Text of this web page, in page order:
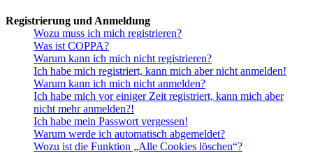
Registrierung und Anmeldung
Wozu muss ich mich registrieren?
Was ist COPPA?
Warum kann ich mich nicht registrieren?
Ich habe mich registriert, kann mich aber nicht anmelden!
Warum kann ich mich nicht anmelden?
Ich habe mich vor einiger Zeit registriert, kann mich aber
nicht mehr anmelden?!
Ich habe mein Passwort vergessen!
Warum werde ich automatisch abgemeldet?
Wozu ist die Funktion „Alle Cookies löschen“?